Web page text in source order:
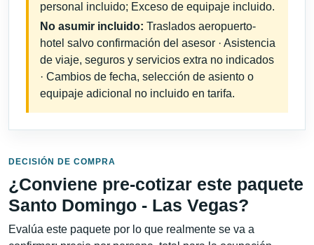
personal incluido; Exceso de equipaje incluido.
No asumir incluido: Traslados aeropuerto-
hotel salvo confirmación del asesor · Asistencia
de viaje, seguros y servicios extra no indicados
· Cambios de fecha, selección de asiento o
equipaje adicional no incluido en tarifa.
DECISIÓN DE COMPRA
¿Conviene pre-cotizar este paquete
Santo Domingo - Las Vegas?
Evalúa este paquete por lo que realmente se va a